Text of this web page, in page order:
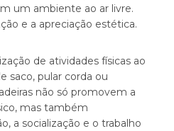
um ambiente ao ar livre.
e a apreciação estética.
de atividades físicas ao
saco, pular corda ou
não só promovem a
mas também
a socialização e o trabalho